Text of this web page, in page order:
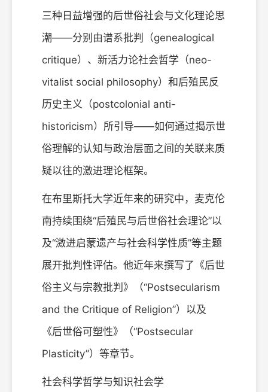
三种日益增强的后世俗社会与文化理论思
潮——分别由谱系批判（genealogical
critique）、新活力论社会哲学（neo-
vitalist social philosophy）和后殖民反
历史主义（postcolonial anti-
historicism）所引导——如何通过揭示世
俗理解的认知与政治层面之间的关联来质
疑以往的激进理论框架。
在布里斯托大学近年来的研究中，麦克伦
南持续围绕“后殖民与后世俗社会理论”以
及“激进启蒙遗产与社会科学性质”等主题
展开批判性评估。他近年来撰写了《后世
俗主义与宗教批判》（“Postsecularism
and the Critique of Religion”）以及
《后世俗可塑性》（“Postsecular
Plasticity”）等章节。
社会科学哲学与知识社会学